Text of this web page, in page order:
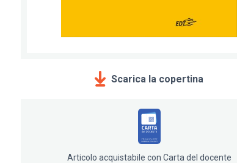
Scarica la copertina
Articolo acquistabile con Carta del docente